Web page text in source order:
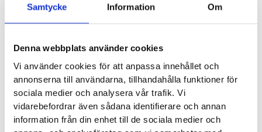
Samtycke Information Om
Denna webbplats använder cookies
Vi använder cookies för att anpassa innehållet och
annonserna till användarna, tillhandahålla funktioner för
sociala medier och analysera vår trafik. Vi
vidarebefordrar även sådana identifierare och annan
information från din enhet till de sociala medier och
Produktegenskaper
Keen Revel III Waterproof Winter Boot är en av våra varmaste
vinterkängor. Rejält varmfodrad och med en isolerande
mellansula för att även hålla kylan från backen borta.
Tillsammans med det vattentäta membranet, som håller dig